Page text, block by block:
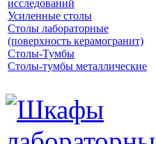
исследований
Усиленные столы
Столы лабораторные
(поверхность керамогранит)
Столы-Тумбы
Столы-тумбы металлические